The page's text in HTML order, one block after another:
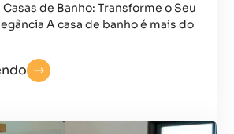
de Banho: Transforme o Seu
A casa de banho é mais do